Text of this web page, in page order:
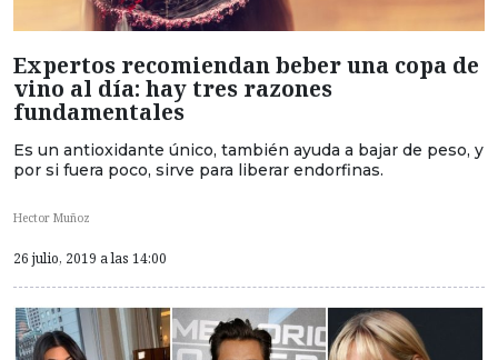
Expertos recomiendan beber una copa de
vino al día: hay tres razones
fundamentales
Es un antioxidante único, también ayuda a bajar de peso, y
por si fuera poco, sirve para liberar endorfinas.
Hector Muñoz
26 julio, 2019 a las 14:00